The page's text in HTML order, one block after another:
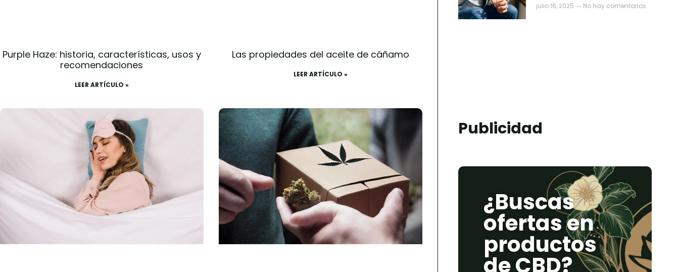
Purple Haze: historia, características, usos y
recomendaciones
LEER ARTÍCULO »
Las propiedades del aceite de cáñamo
LEER ARTÍCULO »
julio 16, 2025 No hay comentarios
Publicidad
¿Buscas
ofertas en
productos
de CBD?